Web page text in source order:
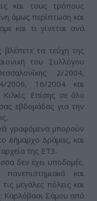
και τους τρόπους
όμως περίπτωση και
και τι γίνεται ανά
βλέπετε τα τεύχη της
του Συλλόγου
2/2004,
2006, 16/2004 και
Επίσης σε όλο
εβδομάδας για την
γραφόμενα μπορούν
Δήμαρχο Δράμας, και
της ΕΤ3.
δεν έχει υποδομές.
και
μεγάλες πόλεις και
Καρλόβασι Σάμου από